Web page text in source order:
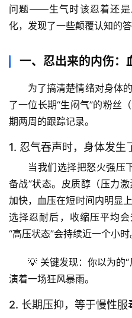
问题——生气时该忍着还是
化，发现了一些颠覆认知的答
一、忍出来的内伤：
为了搞清楚情绪对身体
了一位长期“生闷气”的粉丝
期两周的跟踪记录。
1. 忍气吞声时，身体发生
当我们选择把怒火强压
备战”状态。皮质醇（压力
加快，血压在短时间内明显
选择忍耐后，收缩压平均
“高压状态”会持续近一个小时
💡 关键发现：你以为的
演着一场狂风暴雨。
2. 长期压抑，等于慢性服